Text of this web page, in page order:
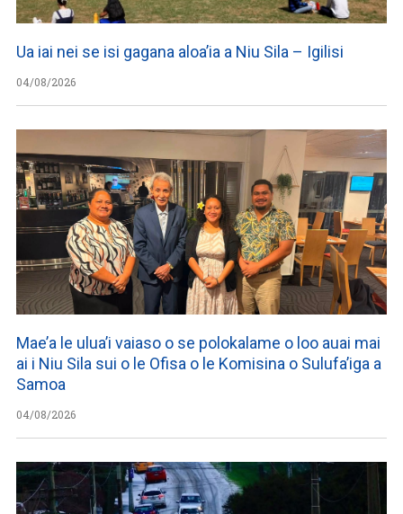
Ua iai nei se isi gagana aloa’ia a Niu Sila – Igilisi
04/08/2026
Mae’a le ulua’i vaiaso o se polokalame o loo auai mai
ai i Niu Sila sui o le Ofisa o le Komisina o Sulufa’iga a
Samoa
04/08/2026